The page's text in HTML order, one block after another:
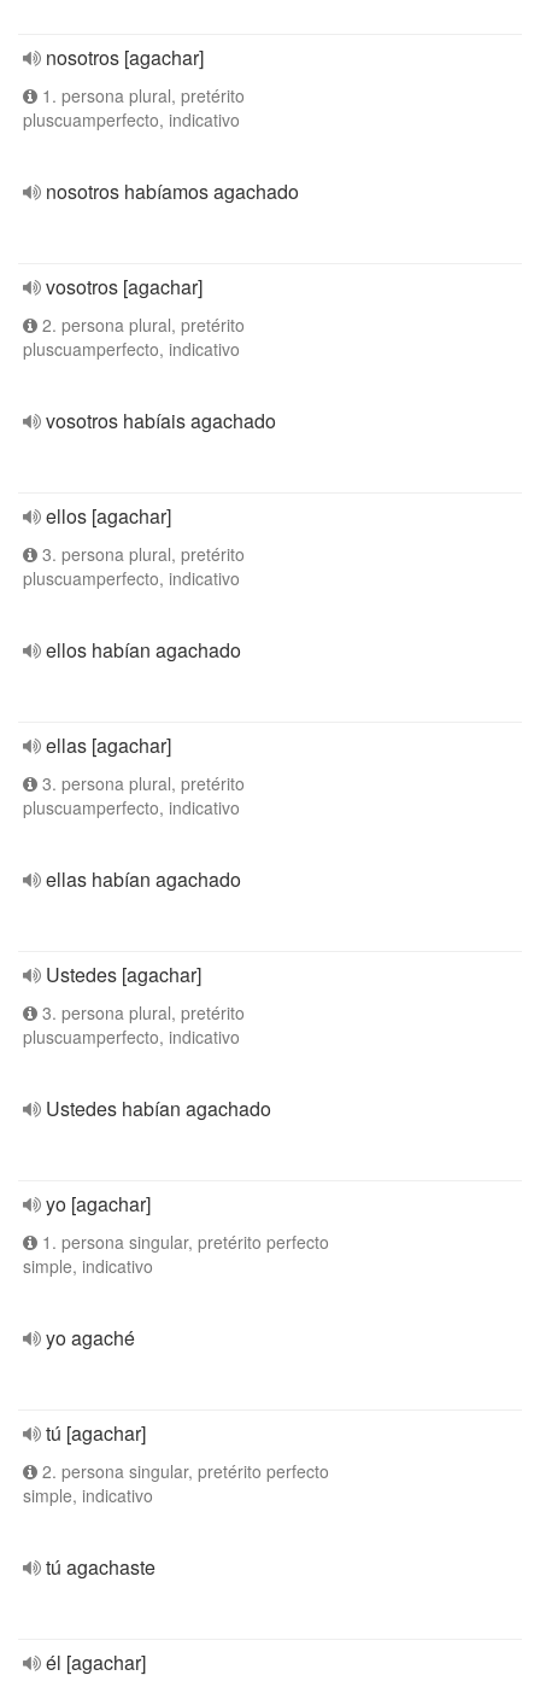
nosotros [agachar]
1. persona plural, pretérito
pluscuamperfecto, indicativo
nosotros habíamos agachado
vosotros [agachar]
2. persona plural, pretérito
pluscuamperfecto, indicativo
vosotros habíais agachado
ellos [agachar]
3. persona plural, pretérito
pluscuamperfecto, indicativo
ellos habían agachado
ellas [agachar]
3. persona plural, pretérito
pluscuamperfecto, indicativo
ellas habían agachado
Ustedes [agachar]
3. persona plural, pretérito
pluscuamperfecto, indicativo
Ustedes habían agachado
yo [agachar]
1. persona singular, pretérito perfecto
simple, indicativo
yo agaché
tú [agachar]
2. persona singular, pretérito perfecto
simple, indicativo
tú agachaste
él [agachar]